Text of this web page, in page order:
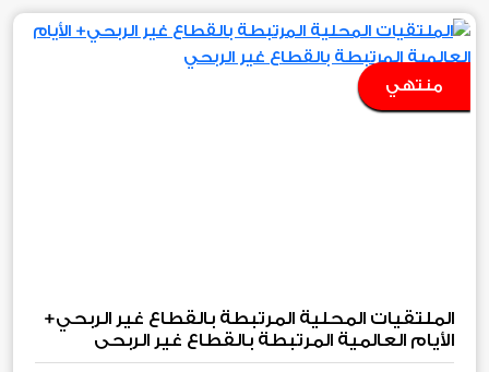
منتهي
الملتقيات المحلية المرتبطة بالقطاع غير الربحي+
الأيام العالمية المرتبطة بالقطاع غير الربحي